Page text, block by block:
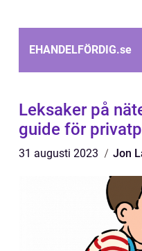
EHANDELFÖRDIG.se
Leksaker på
guide för
31 augusti 2023 Jon